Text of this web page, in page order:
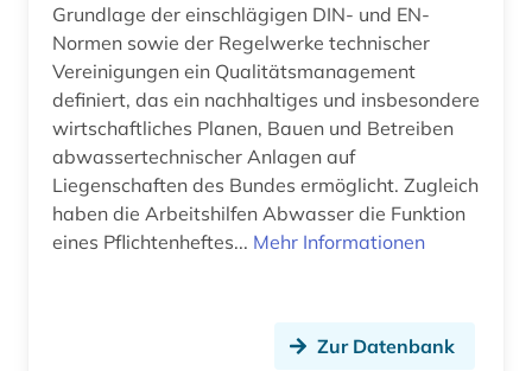
essay (1)
estland (1)
eth zürich (1)
europa (3)
explosionen (1)
Grundlage der einschlägigen DIN- und EN-
Normen sowie der Regelwerke technischer
Vereinigungen ein Qualitätsmanagement
definiert, das ein nachhaltiges und insbesondere
wirtschaftliches Planen, Bauen und Betreiben
abwassertechnischer Anlagen auf
Liegenschaften des Bundes ermöglicht. Zugleich
haben die Arbeitshilfen Abwasser die Funktion
eines Pflichtenheftes... Mehr Informationen
Zur Datenbank